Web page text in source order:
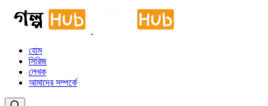
হোম
সিরিজ
লেখক
আমাদের সম্পর্কে